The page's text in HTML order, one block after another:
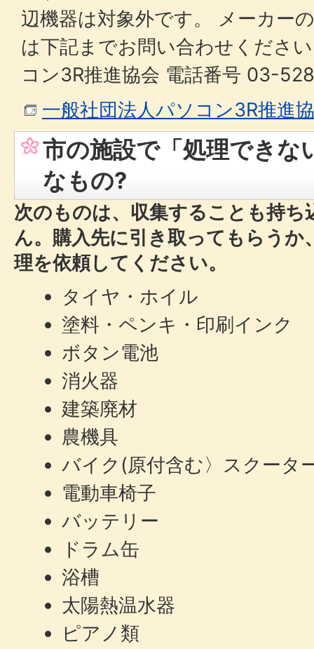
辺機器は対象外です。 メーカー
は下記までお問い合わせくださ
コン3R推進協会 電話番号 03-
一般社団法人パソコン3R推進
市の施設で「処理できな
なもの?
次のものは、収集することも持
ん。 購入先に引き取ってもらうか
理を依頼してください。
タイヤ・ホイル
塗料・ペンキ・印刷インク
ボタン電池
消火器
建築廃材
農機具
バイク(原付含む〉スクータ
電動車椅子
バッテリー
ドラム缶
浴槽
太陽熱温水器
ピアノ類